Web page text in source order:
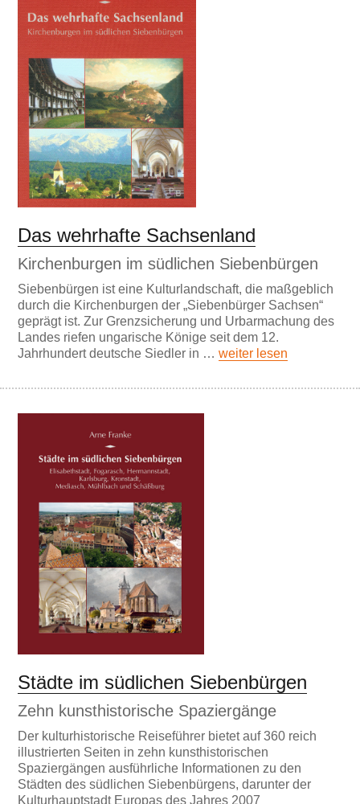
Das wehrhafte Sachsenland
Kirchenburgen im südlichen Siebenbürgen
Siebenbürgen ist eine Kulturlandschaft, die maßgeblich
durch die Kirchenburgen der „Siebenbürger Sachsen“
geprägt ist. Zur Grenzsicherung und Urbarmachung des
Landes riefen ungarische Könige seit dem 12.
Jahrhundert deutsche Siedler in …weiter lesen
Städte im südlichen Siebenbürgen
Zehn kunsthistorische Spaziergänge
Der kulturhistorische Reiseführer bietet auf 360 reich
illustrierten Seiten in zehn kunsthistorischen
Spaziergängen ausführliche Informationen zu den
Städten des südlichen Siebenbürgens, darunter der
Kulturhauptstadt Europas des Jahres 2007